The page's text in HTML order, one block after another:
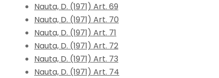
Nauta, D. (1971) Art. 69
Nauta, D. (1971) Art. 70
Nauta, D. (1971) Art. 71
Nauta, D. (1971) Art. 72
Nauta, D. (1971) Art. 73
Nauta, D. (1971) Art. 74